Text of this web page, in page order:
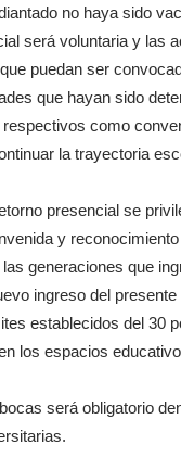
no haya sido
será voluntaria y las
puedan ser
que hayan sido
como
la trayectoria
presencial se
y
generaciones que
ingreso del
establecidos del 30
los espacios
será obligatorio